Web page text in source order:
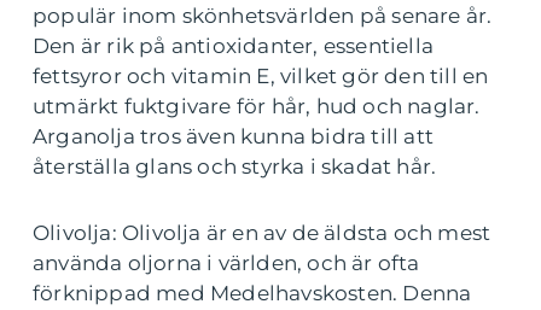
populär inom skönhetsvärlden på senare år.
Den är rik på antioxidanter, essentiella
fettsyror och vitamin E, vilket gör den till en
utmärkt fuktgivare för hår, hud och naglar.
Arganolja tros även kunna bidra till att
återställa glans och styrka i skadat hår.
Olivolja: Olivolja är en av de äldsta och mest
använda oljorna i världen, och är ofta
förknippad med Medelhavskosten. Denna